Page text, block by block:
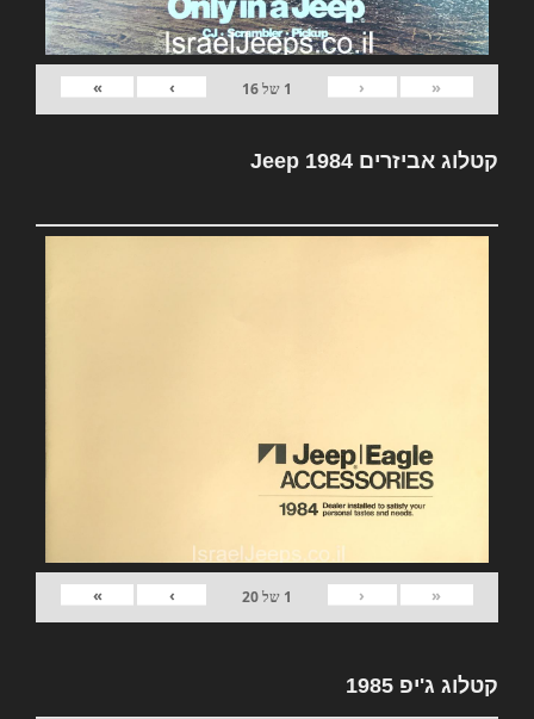
«
‹
1 של16
›
»
קטלוג אביזרים Jeep 1984
«
‹
1 של20
›
»
קטלוג ג'יפ 1985